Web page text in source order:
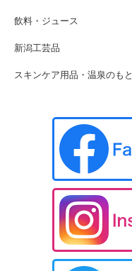
飲料・ジュース
新潟工芸品
スキンケア用品・温泉のもと